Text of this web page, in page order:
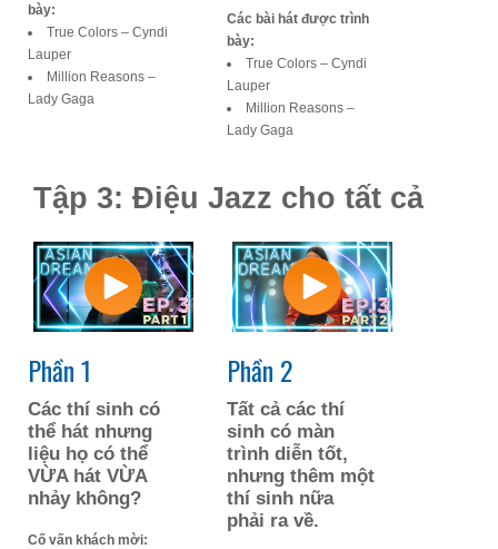
bày:
True Colors – Cyndi
Lauper
Million Reasons –
Lady Gaga
Các bài hát được trình
bày:
True Colors – Cyndi
Lauper
Million Reasons –
Lady Gaga
Tập 3: Điệu Jazz cho tất cả
Phần 1
Các thí sinh có
thể hát nhưng
liệu họ có thể
VỪA hát VỪA
nhảy không?
Cố vấn khách mời:
Phần 2
Tất cả các thí
sinh có màn
trình diễn tốt,
nhưng thêm một
thí sinh nữa
phải ra về.